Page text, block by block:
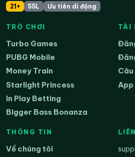
21+ SSL Ưu tiên di động
TRÒ CHƠI
Turbo Games
PUBG Mobile
Money Train
Starlight Princess
In Play Betting
Bigger Bass Bonanza
TÀI
App
THÔNG TIN
Về chúng tôi